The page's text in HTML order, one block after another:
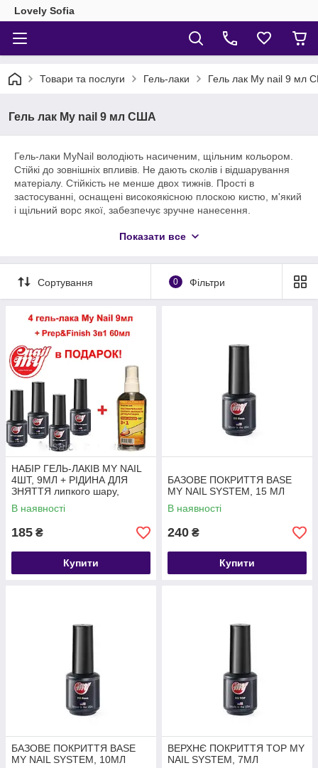
Lovely Sofia
Товари та послуги Гель-лаки Гель лак My nail 9 мл
Гель лак My nail 9 мл США
Гель-лаки MyNail володіють насиченим, щільним кольором.
Стійкі до зовнішніх впливів. Не дають сколів і відшарування
матеріалу. Стійкість не менше двох тижнів. Прості в
застосуванні, оснащені високоякісною плоскою кистю, м'який
і щільний ворс якої, забезпечує зручне нанесення.
Nail не відрізняється від технології будь-яких інших гель-лаків.
Показати все
Сортування 0 Фільтри
НАБІР ГЕЛЬ-ЛАКІВ MY NAIL
4ШТ, 9МЛ + РІДИНА ДЛЯ
ЗНЯТТЯ липкого шару,
дегідратації і обезжирив
60МЛ В ПОДАРУНОК
В наявності
185 ₴
Купити
БАЗОВЕ ПОКРИТТЯ BASE
MY NAIL SYSTEM, 15 МЛ
В наявності
240 ₴
Купити
БАЗОВЕ ПОКРИТТЯ BASE
MY NAIL SYSTEM, 10МЛ
ВЕРХНЄ ПОКРИТТЯ TOP MY
NAIL SYSTEM, 7МЛ